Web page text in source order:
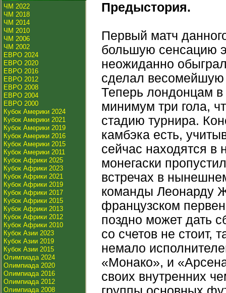
ЧМ 2022
ЧМ 2018
ЧМ 2014
ЧМ 2010
ЧМ 2006
ЧМ 2002
ЕВРО 2024
ЕВРО 2020
ЕВРО 2016
ЕВРО 2012
ЕВРО 2008
ЕВРО 2004
ЕВРО 2000
Кубок Америки 2024
Кубок Америки 2021
Кубок Америки 2019
Кубок Америки 2016
Кубок Америки 2015
Кубок Америки 2011
Кубок Африки 2025
Кубок Африки 2023
Кубок Африки 2021
Кубок Африки 2019
Кубок Африки 2017
Кубок Африки 2015
Кубок Африки 2013
Кубок Африки 2012
Кубок Африки 2010
Кубок Азии 2023
Кубок Азии 2019
Кубок Азии 2015
Олимпиада 2024
Олимпиада 2020
Олимпиада 2016
Олимпиада 2012
Олимпиада 2008
Предыстория.
Первый матч
большую сенсацию
неожиданно
сделал весомейшую
Теперь лондонцам в
минимум три гола,
стадию турнира.
камбэка есть,
сейчас находятся в
монегаски
встречах в
команды Леонарду
французском
поздно может дать
со счетов не стоит,
немало
«Монако», и
своих внутренних